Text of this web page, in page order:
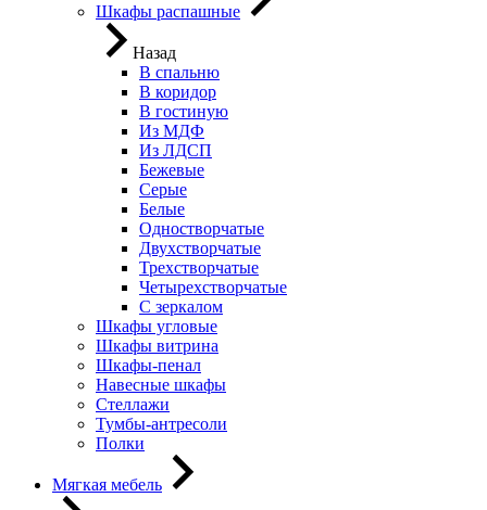
Шкафы распашные
Назад
В спальню
В коридор
В гостиную
Из МДФ
Из ЛДСП
Бежевые
Серые
Белые
Одностворчатые
Двухстворчатые
Трехстворчатые
Четырехстворчатые
С зеркалом
Шкафы угловые
Шкафы витрина
Шкафы-пенал
Навесные шкафы
Стеллажи
Тумбы-антресоли
Полки
Мягкая мебель